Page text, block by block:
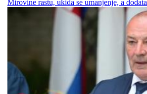
Mirovine rastu, ukida se umanjenje, a